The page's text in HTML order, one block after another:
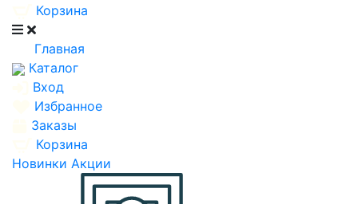
Корзина
Главная
Каталог
Вход
Избранное
Заказы
Корзина
Новинки Акции